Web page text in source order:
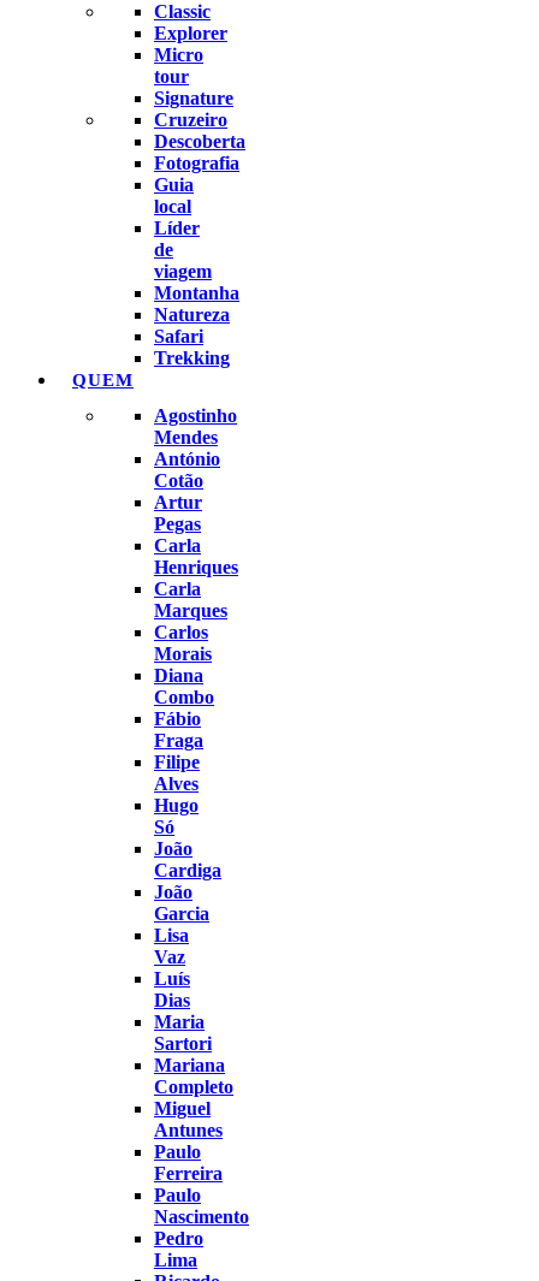
Classic
Explorer
Micro
tour
Signature
Cruzeiro
Descoberta
Fotografia
Guia
local
Líder
de
viagem
Montanha
Natureza
Safari
Trekking
QUEM
Agostinho
Mendes
António
Cotão
Artur
Pegas
Carla
Henriques
Carla
Marques
Carlos
Morais
Diana
Combo
Fábio
Fraga
Filipe
Alves
Hugo
Só
João
Cardiga
João
Garcia
Lisa
Vaz
Luís
Dias
Maria
Sartori
Mariana
Completo
Miguel
Antunes
Paulo
Ferreira
Paulo
Nascimento
Pedro
Lima